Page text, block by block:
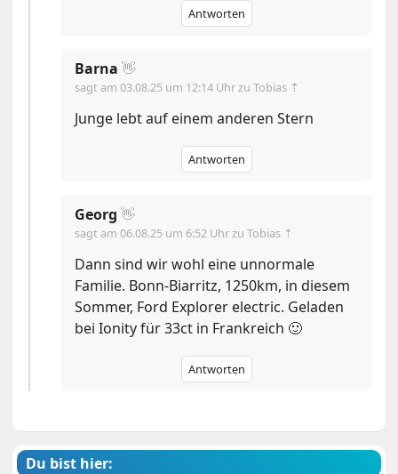
Antworten
Barna 👋
sagt am03.08.25 um 12:14 Uhr zu Tobias ⇡
Junge lebt auf einem anderen Stern
Antworten
Georg 👋
sagt am06.08.25 um 6:52 Uhr zu Tobias ⇡
Dann sind wir wohl eine unnormale
Familie. Bonn-Biarritz, 1250km, in diesem
Sommer, Ford Explorer electric. Geladen
bei Ionity für 33ct in Frankreich 🙂
Antworten
Du bist hier: